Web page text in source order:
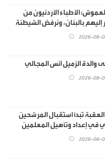
الأطباء الأردنيون من
إليهم بالبنان، ونرفض الشيطنة
2026-08-
والدة الزميل انس المجالي
2026-08-
تبدأ استقبال المرشحين
في إعداد وتأهيل المعلمين
2026-08-